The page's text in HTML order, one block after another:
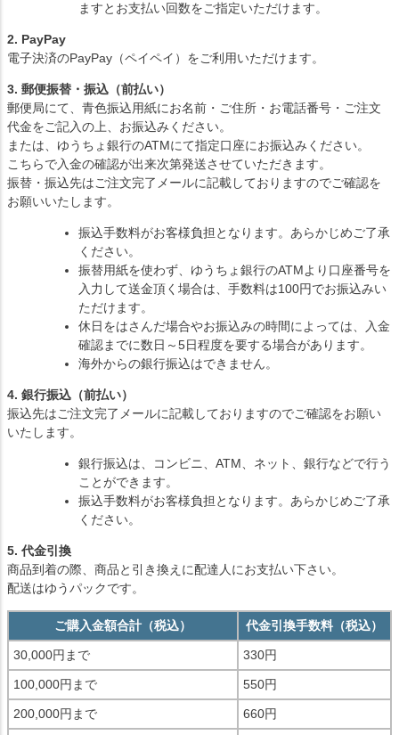
ますとお支払い回数をご指定いただけます。
2. PayPay
電子決済のPayPay（ペイペイ）をご利用いただけます。
3. 郵便振替・振込（前払い）
郵便局にて、青色振込用紙にお名前・ご住所・お電話番号・ご注文
代金をご記入の上、お振込みください。
または、ゆうちょ銀行のATMにて指定口座にお振込みください。
こちらで入金の確認が出来次第発送させていただきます。
振替・振込先はご注文完了メールに記載しておりますのでご確認を
お願いいたします。
振込手数料がお客様負担となります。あらかじめご了承
ください。
振替用紙を使わず、ゆうちょ銀行のATMより口座番号を
入力して送金頂く場合は、手数料は100円でお振込みい
ただけます。
休日をはさんだ場合やお振込みの時間によっては、入金
確認までに数日～5日程度を要する場合があります。
海外からの銀行振込はできません。
4. 銀行振込（前払い）
振込先はご注文完了メールに記載しておりますのでご確認をお願い
いたします。
銀行振込は、コンビニ、ATM、ネット、銀行などで行う
ことができます。
振込手数料がお客様負担となります。あらかじめご了承
ください。
5. 代金引換
商品到着の際、商品と引き換えに配達人にお支払い下さい。
配送はゆうパックです。
ご購入金額合計（税込） 代金引換手数料（税込）
30,000円まで 330円
100,000円まで 550円
200,000円まで 660円